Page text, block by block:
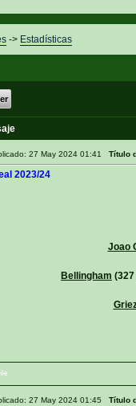
-> Estadísticas
27 May 2024 01:41 Título
2023/24
Joao
Bellingham
27 May 2024 01:45 Título